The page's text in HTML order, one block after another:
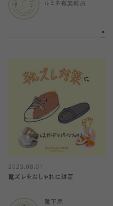
ルミネ有楽町店
2023.08.01
靴ズレをおしゃれに対策
靴下屋